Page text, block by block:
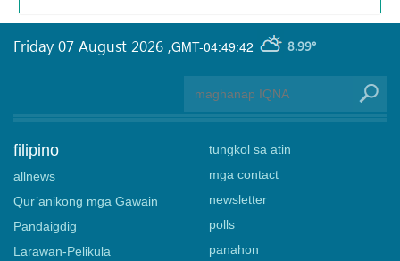
GMT-04:49:42 8.99°
Friday 07 August 2026 ,
filipino
allnews
Qur’anikong mga Gawain
Pandaigdig
Larawan-Pelikula
tungkol sa atin
mga contact
newsletter
polls
panahon